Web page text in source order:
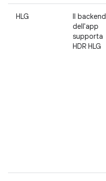
HLG
Il backend
dell'app
supporta
HDR HLG